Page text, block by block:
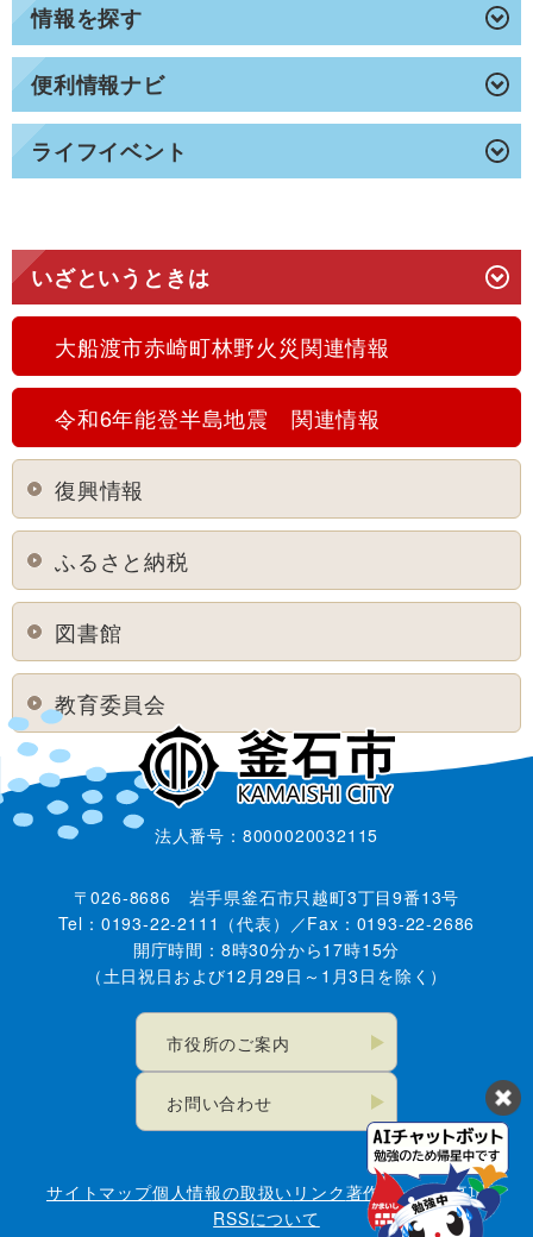
情報を探す
便利情報ナビ
ライフイベント
いざというときは
大船渡市赤崎町林野火災関連情報
令和6年能登半島地震 関連情報
復興情報
ふるさと納税
図書館
教育委員会
法人番号：8000020032115
〒026-8686 岩手県釜石市只越町3丁目9番13号
Tel：0193-22-2111（代表）／Fax：0193-22-2686
開庁時間：8時30分から17時15分
（土日祝日および12月29日～1月3日を除く）
市役所のご案内
お問い合わせ
サイトマップ個人情報の取扱い リンク著作権・免責事項
RSSについて